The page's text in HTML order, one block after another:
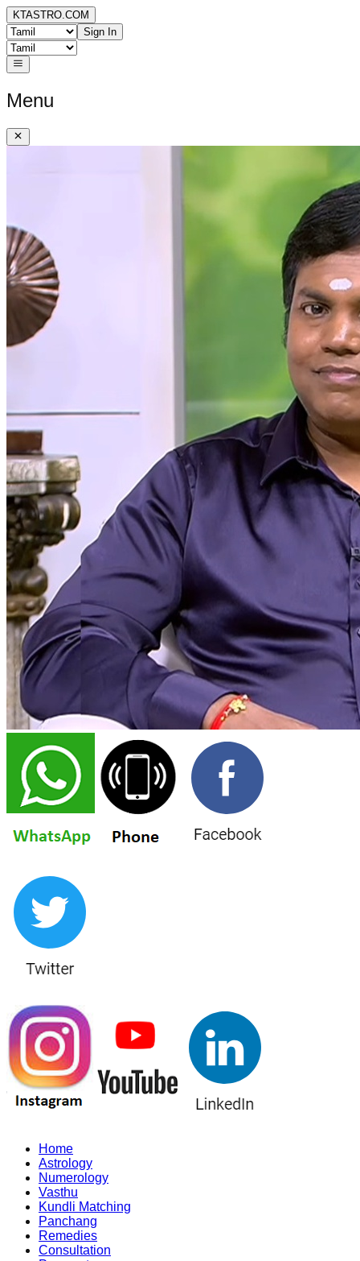
KTASTRO.COM
Sign In
Menu
Home
Astrology
Numerology
Vasthu
Kundli Matching
Panchang
Remedies
Consultation